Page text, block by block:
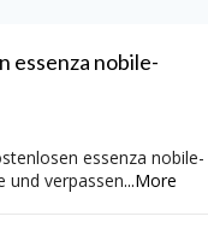
essenza nobile-
essenza nobile-
und verpassen...More